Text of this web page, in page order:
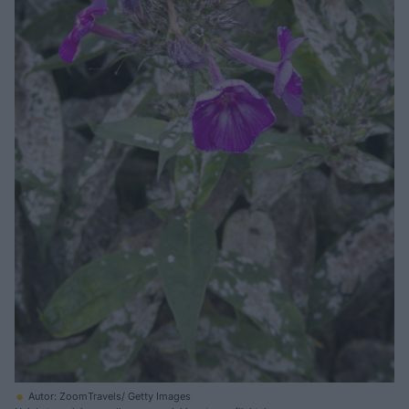
Autor: ZoomTravels/ Getty Images